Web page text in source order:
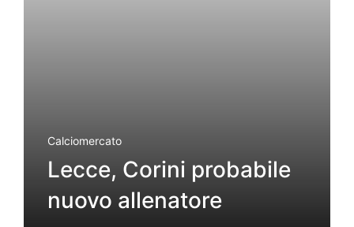
Calciomercato
Lecce, Corini probabile
nuovo allenatore